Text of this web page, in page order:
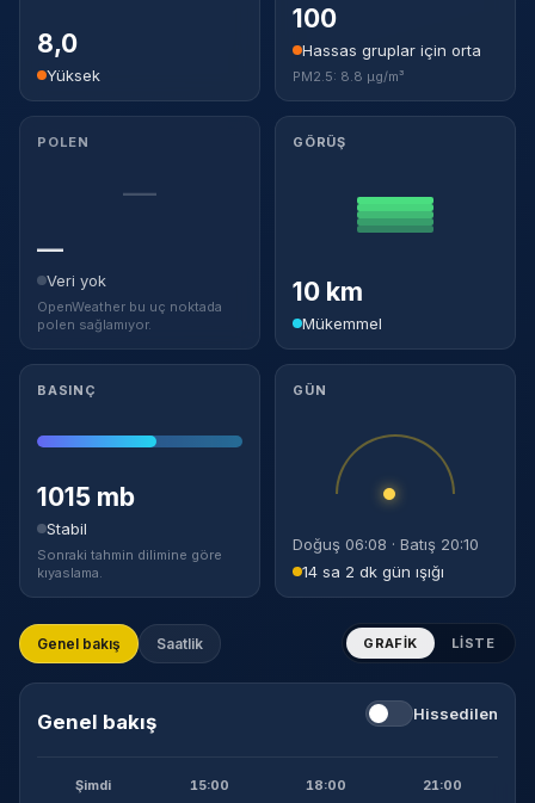
8,0
Yüksek
100
Hassas gruplar için orta
PM2.5: 8.8 µg/m³
POLEN
—
—
Veri yok
OpenWeather bu uç noktada
polen sağlamıyor.
GÖRÜŞ
10 km
Mükemmel
BASINÇ
1015 mb
Stabil
Sonraki tahmin dilimine göre
kıyaslama.
GÜN
Doğuş 06:08 · Batış 20:10
14 sa 2 dk gün ışığı
Genel bakış Saatlik GRAFIK LISTE
Genel bakış Hissedilen
Şimdi 15:00 18:00 21:00